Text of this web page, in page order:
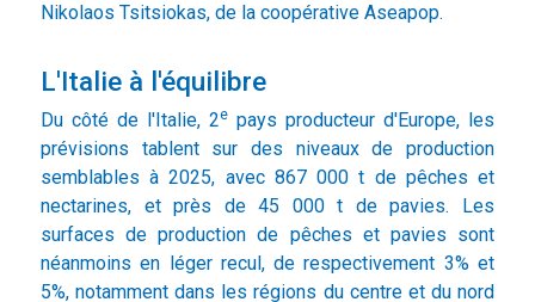
Nikolaos Tsitsiokas, de la coopérative Aseapop.
L'Italie à l'équilibre
Du côté de l'Italie, 2e pays producteur d'Europe, les
prévisions tablent sur des niveaux de production
semblables à 2025, avec 867 000 t de pêches et
nectarines, et près de 45 000 t de pavies. Les
surfaces de production de pêches et pavies sont
néanmoins en léger recul, de respectivement 3% et
5%, notamment dans les régions du centre et du nord